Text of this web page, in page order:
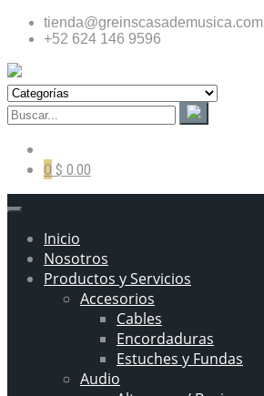
tienda@greinscasademusica.com
+52 624 146 9596
0 $ 0.00
Inicio
Nosotros
Productos y Servicios
Accesorios
Cables
Encordaduras
Estuches y Fundas
Audio